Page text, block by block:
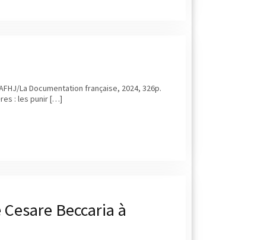
La Documentation française, 2024, 326p.
: les punir […]
Beccaria à